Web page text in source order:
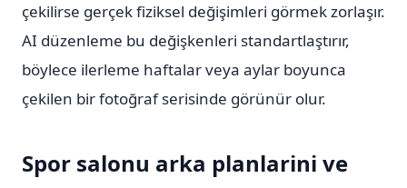
çekilirse gerçek fiziksel değişimleri görmek zorlaşır.
AI düzenleme bu değişkenleri standartlaştırır,
böylece ilerleme haftalar veya aylar boyunca
çekilen bir fotoğraf serisinde görünür olur.
Spor salonu arka planlarini ve